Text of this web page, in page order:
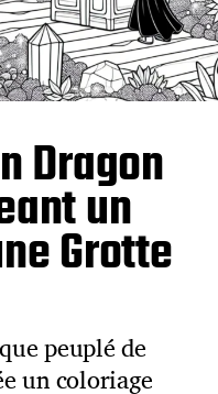
Dragon
un
Grotte
peuplé de
un coloriage